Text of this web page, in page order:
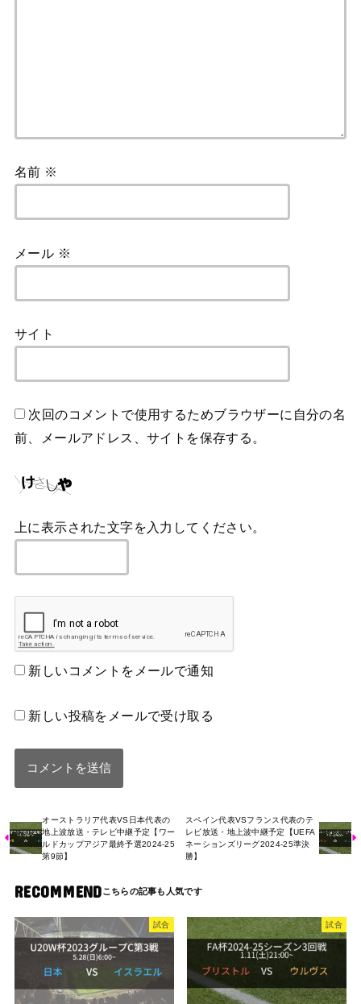
名前 ※
メール ※
サイト
次回のコメントで使用するためブラウザーに自分の名
前、メールアドレス、サイトを保存する。
上に表示された文字を入力してください。
新しいコメントをメールで通知
新しい投稿をメールで受け取る
オーストラリア代表VS日本代表の
地上波放送・テレビ中継予定【ワー
ルドカップアジア最終予選2024-25
第9節】
スペイン代表VSフランス代表のテ
レビ放送・地上波中継予定【UEFA
ネーションズリーグ2024-25準決
勝】
RECOMMEND
試合 試合